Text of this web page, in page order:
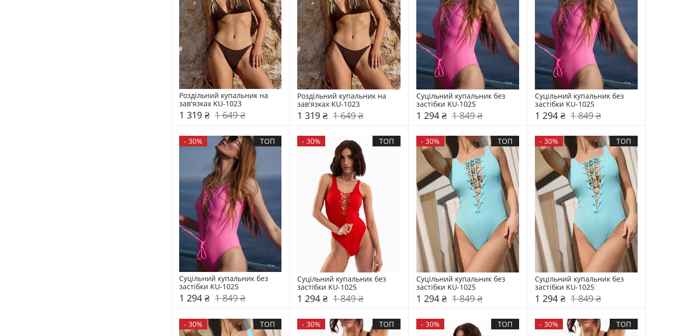
Роздільний купальник на
зав'язках KU-1023
1 319 ₴ 1 649 ₴
Роздільний купальник на
зав'язках KU-1023
1 319 ₴ 1 649 ₴
Суцільний купальник без
застібки KU-1025
1 294 ₴ 1 849 ₴
Суцільний купальник без
застібки KU-1025
1 294 ₴ 1 849 ₴
- 30% ТОП
Суцільний купальник без
застібки KU-1025
1 294 ₴ 1 849 ₴
-30% ТОП
Суцільний купальник без
застібки KU-1025
1 294 ₴ 1 849 ₴
- 30% ТОП
Суцільний купальник без
застібки KU-1025
1 294 ₴ 1 849 ₴
- 30% ТОП
Суцільний купальник без
застібки KU-1025
1 294 ₴ 1 849 ₴
- 30% ТОП -30% ТОП - 30% ТОП - 30% ТОП